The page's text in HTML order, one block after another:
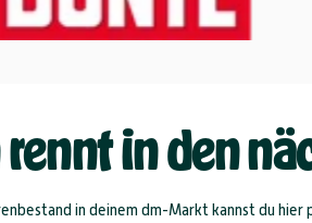
in den
in deinem dm-Markt kannst du hier